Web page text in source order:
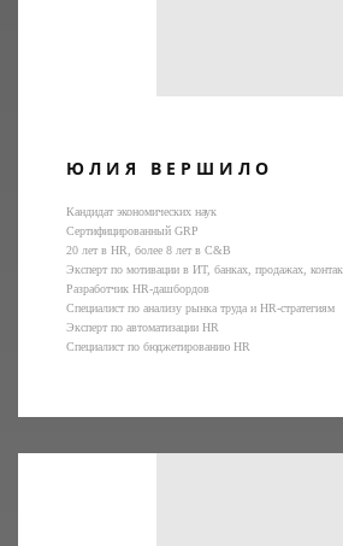
ЮЛИЯ ВЕРШИЛО
Кандидат экономических наук
Сертифицированный GRP
20 лет в HR, более 8 лет в C&B
Эксперт по мотивации в ИТ, банках, продажах,
Разработчик HR-дашбордов
Специалист по анализу рынка труда и HR-стратегиям
Эксперт по автоматизации HR
Специалист по бюджетированию HR